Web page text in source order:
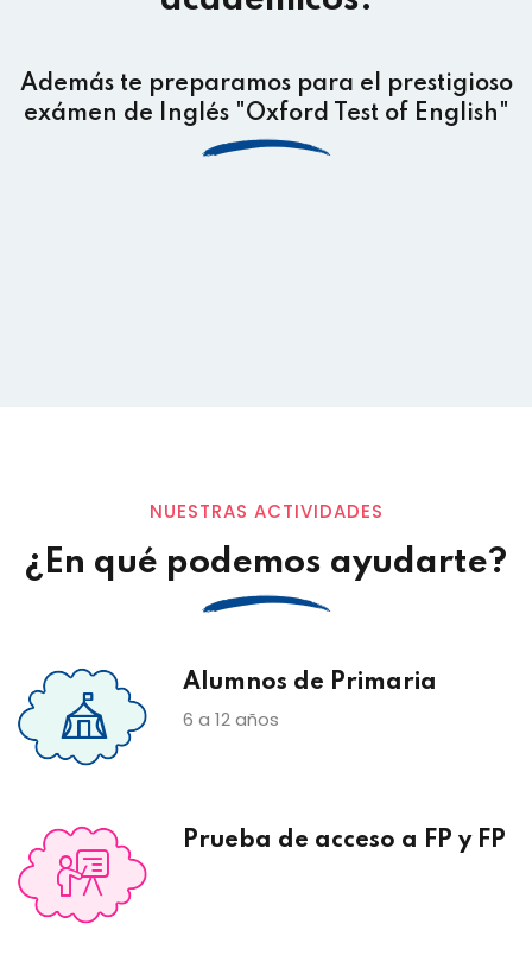
Además te preparamos para el prestigioso
exámen de Inglés "Oxford Test of English"
NUESTRAS ACTIVIDADES
¿En qué podemos ayudarte?
Alumnos de Primaria
6 a 12 años
Prueba de acceso a FP y FP